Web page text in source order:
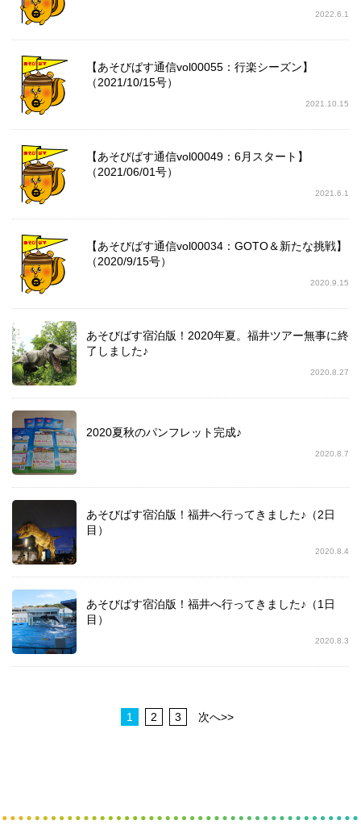
2022.6.1
【あそびばす通信vol00055：行楽シーズン】
（2021/10/15号）
2021.10.15
【あそびばす通信vol00049：6月スタート】
（2021/06/01号）
2021.6.1
【あそびばす通信vol00034：GOTO＆新たな挑戦】
（2020/9/15号）
2020.9.15
あそびばす宿泊版！2020年夏。福井ツアー無事に終
了しました♪
2020.8.27
2020夏秋のパンフレット完成♪
2020.8.7
あそびばす宿泊版！福井へ行ってきました♪（2日
目）
2020.8.4
あそびばす宿泊版！福井へ行ってきました♪（1日
目）
2020.8.3
1 2 3 次へ>>